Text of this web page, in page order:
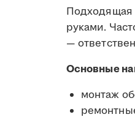
Подходящая
руками.
—
Основные
монтаж